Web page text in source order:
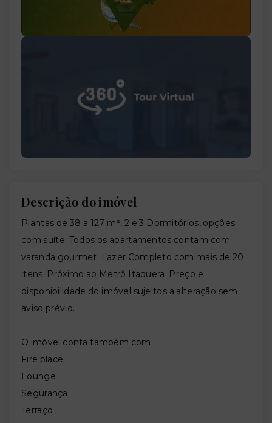
Descrição do imóvel
Plantas de 38 a 127 m², 2 e 3 Dormitórios, opções
com suíte. Todos os apartamentos contam com
varanda gourmet. Lazer Completo com mais de 20
itens. Próximo ao Metrô Itaquera. Preço e
disponibilidade do imóvel sujeitos a alteração sem
aviso prévio.
O imóvel conta também com:
Fire place
Lounge
Segurança
Terraço